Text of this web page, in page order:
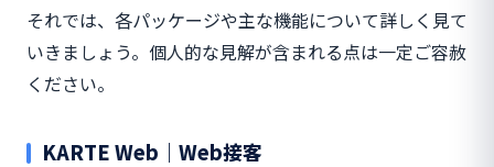
それでは、各パッケージや主な機能について詳しく見て
いきましょう。個人的な見解が含まれる点は一定ご容赦
ください。
KARTE Web｜Web接客